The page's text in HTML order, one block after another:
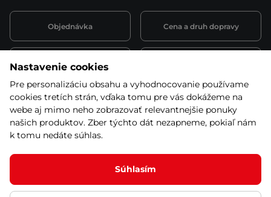
Objednávka Cena a druh dopravy
Spôsob platby
Montáž a servis Reklamácie a záruka
Kariéra
Nastavenie cookies
Pre personalizáciu obsahu a vyhodnocovanie používame
cookies tretích strán, vďaka tomu pre vás dokážeme na
webe aj mimo neho zobrazovať relevantnejšie ponuky
našich produktov. Zber týchto dát nezapneme, pokiaľ nám
k tomu nedáte súhlas.
Súhlasím